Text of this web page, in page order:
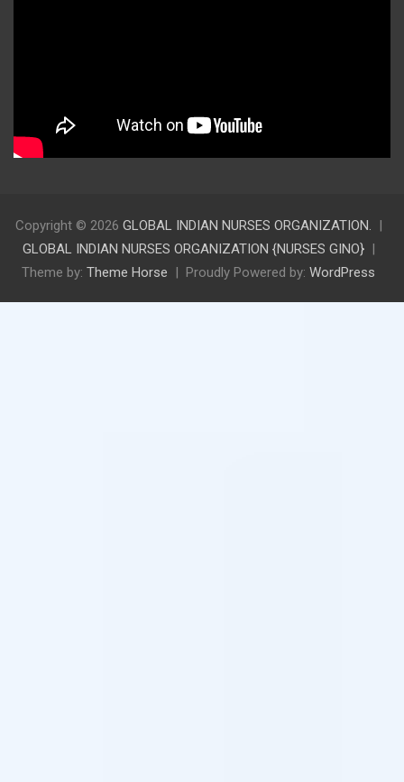
Copyright © 2026 GLOBAL INDIAN NURSES ORGANIZATION.
GLOBAL INDIAN NURSES ORGANIZATION {NURSES GINO}
Theme by: Theme Horse Proudly Powered by: WordPress